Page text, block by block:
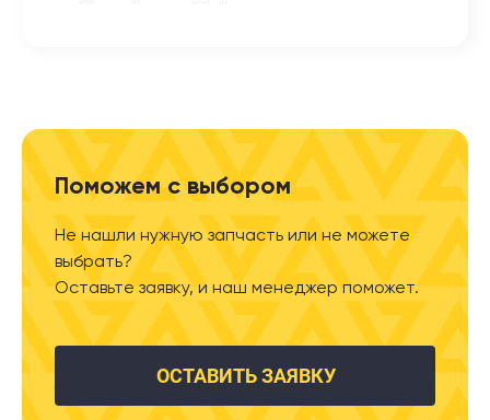
Поможем с выбором
Не нашли нужную запчасть или не можете
выбрать?
Оставьте заявку, и наш менеджер поможет.
ОСТАВИТЬ ЗАЯВКУ